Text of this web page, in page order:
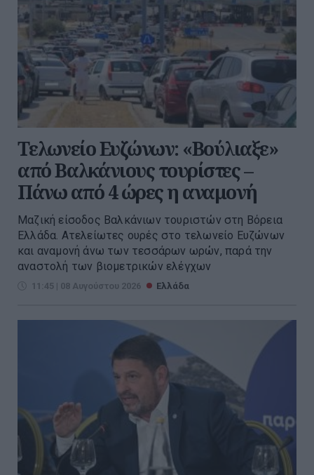
Τελωνείο Ευζώνων: «Βούλιαξε»
από Βαλκάνιους τουρίστες –
Πάνω από 4 ώρες η αναμονή
Μαζική είσοδος Βαλκάνιων τουριστών στη Βόρεια
Ελλάδα. Ατελείωτες ουρές στο τελωνείο Ευζώνων
και αναμονή άνω των τεσσάρων ωρών, παρά την
αναστολή των βιομετρικών ελέγχων
11:45 | 08 Αυγούστου 2026 Ελλάδα